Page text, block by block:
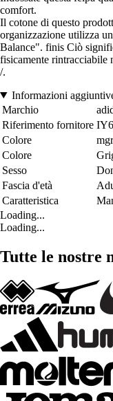
comfort.
Il cotone di questo
organizzazione utilizza
Balance". finis Ciò
fisicamente rintracciabile
/.
Informazioni
Marchio
Riferimento fornitore
Colore
Colore
Sesso
Fascia d'età
Caratteristica
Loading...
Loading...
Tutte le nostre